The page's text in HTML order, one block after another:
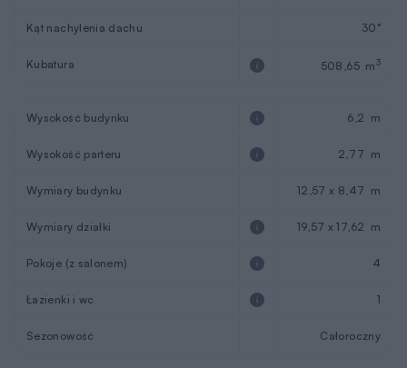
Kąt nachylenia dachu 30°
Kubatura 508,65 m3
Wysokość budynku 6,2 m
Wysokość parteru 2,77 m
Wymiary budynku 12,57 x 8,47 m
Wymiary działki 19,57 x 17,62 m
Pokoje (z salonem) 4
Łazienki i wc 1
Sezonowość Całoroczny